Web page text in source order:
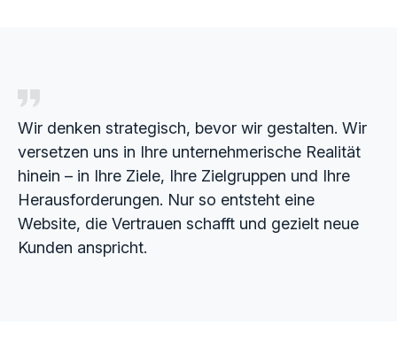
Wir denken strategisch, bevor wir gestalten. Wir
versetzen uns in Ihre unternehmerische Realität
hinein – in Ihre Ziele, Ihre Zielgruppen und Ihre
Herausforderungen. Nur so entsteht eine
Website, die Vertrauen schafft und gezielt neue
Kunden anspricht.